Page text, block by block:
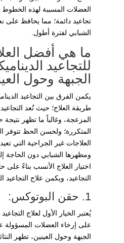
العضلات المسببة لهذه
تجاعيد دائمة؛ مما يحافظ على
الشبابي لفترة أطول.
ما هي أفضل
للتجاعيد
الجبهة وحول
يكمن الفرق بين التجاعيد
طريقة العلاج؛ حيث تُعد
المزعجة، وغالباً ما تظهر
المتكررة؛ ولحسن الحظ
العلاجات غير الجراحية التي
ومظهرها الشبابي دون الحاجة
اختيار العلاج الأنسب بناءً
التجاعيد، ويكمن علاج التجاعيد
1. حقن البوتوكس:
يُعتبر الخيار الأول لعلاج
على إرخاء العضلات
الجبهة وحول العينين، تظهر